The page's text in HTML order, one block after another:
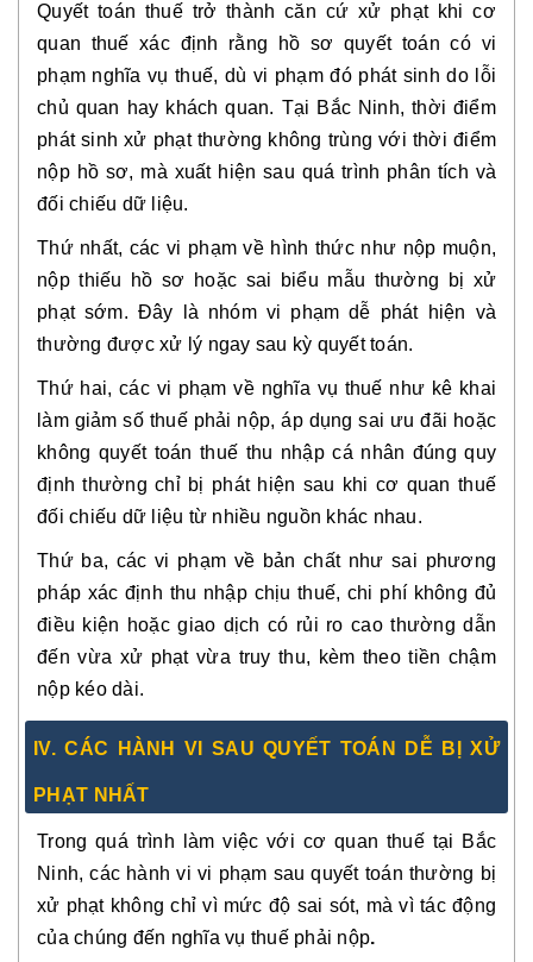
Quyết toán thuế trở thành căn cứ xử phạt khi cơ
quan thuế xác định rằng hồ sơ quyết toán có vi
phạm nghĩa vụ thuế, dù vi phạm đó phát sinh do lỗi
chủ quan hay khách quan. Tại Bắc Ninh, thời điểm
phát sinh xử phạt thường không trùng với thời điểm
nộp hồ sơ, mà xuất hiện sau quá trình phân tích và
đối chiếu dữ liệu.
Thứ nhất, các vi phạm về hình thứcnhư nộp muộn,
nộp thiếu hồ sơ hoặc sai biểu mẫu thường bị xử
phạt sớm. Đây là nhóm vi phạm dễ phát hiện và
thường được xử lý ngay sau kỳ quyết toán.
Thứ hai, các vi phạm về nghĩa vụ thuế như kê khai
làm giảm số thuế phải nộp, áp dụng sai ưu đãi hoặc
không quyết toán thuế thu nhập cá nhân đúng quy
định thường chỉ bị phát hiện sau khi cơ quan thuế
đối chiếu dữ liệu từ nhiều nguồn khác nhau.
Thứ ba, các vi phạm về bản chấtnhư sai phương
pháp xác định thu nhập chịu thuế, chi phí không đủ
điều kiện hoặc giao dịch có rủi ro cao thường dẫn
đến vừa xử phạt vừa truy thu, kèm theo tiền chậm
nộp kéo dài.
IV. CÁC HÀNH VI SAU QUYẾT TOÁN DỄ BỊ XỬ
PHẠT NHẤT
Trong quá trình làm việc với cơ quan thuế tại Bắc
Ninh, các hành vi vi phạm sau quyết toán thường bị
xử phạt không chỉ vì mức độ sai sót, mà vìtác động
của chúng đến nghĩa vụ thuế phải nộp.